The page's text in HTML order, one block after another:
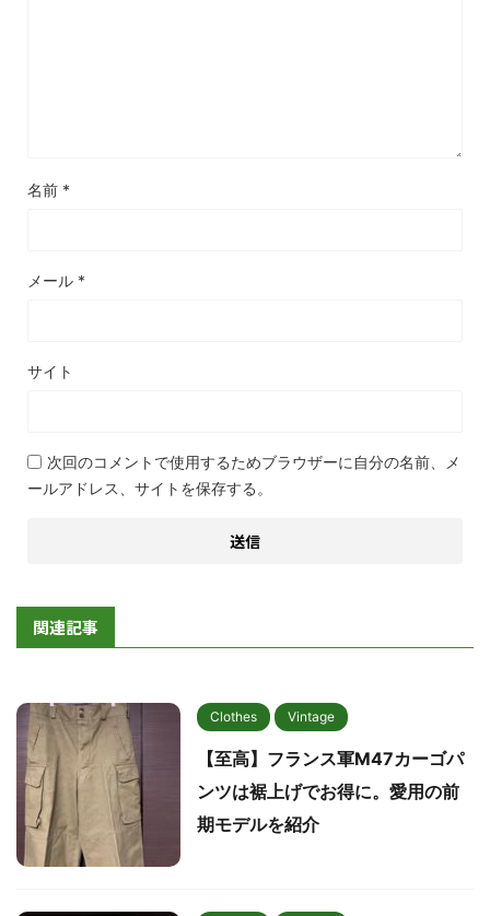
名前 *
メール *
サイト
次回のコメントで使用するためブラウザーに自分の名前、メ
ールアドレス、サイトを保存する。
関連記事
Clothes Vintage
【至高】フランス軍M47カーゴパ
ンツは裾上げでお得に。愛用の前
期モデルを紹介